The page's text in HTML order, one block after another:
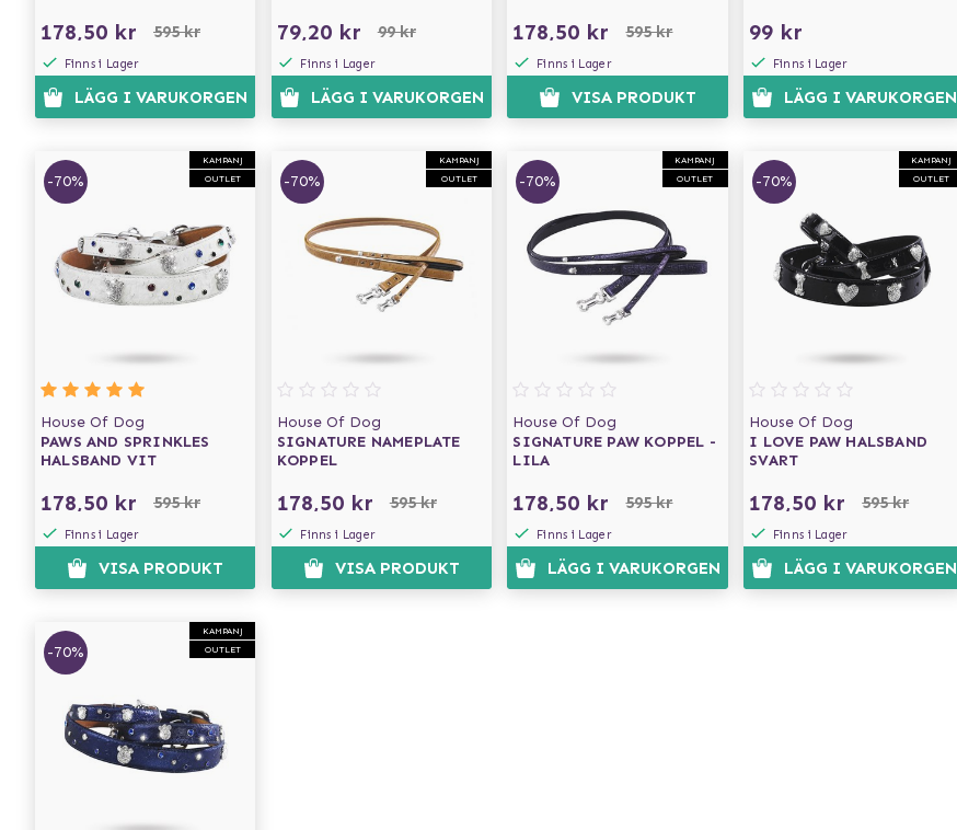
178,50 kr 595 kr
Finns i Lager
LÄGG I VARUKORGEN
79,20 kr 99 kr
Finns i Lager
LÄGG I VARUKORGEN
178,50 kr 595 kr
Finns i Lager
VISA PRODUKT
99 kr
Finns i Lager
LÄGG I VARUKORGEN
KAMPANJ
OUTLET
-70%
House Of Dog
PAWS AND SPRINKLES
HALSBAND VIT
178,50 kr 595 kr
Finns i Lager
VISA PRODUKT
KAMPANJ
OUTLET
-70%
House Of Dog
SIGNATURE NAMEPLATE
KOPPEL
178,50 kr 595 kr
Finns i Lager
VISA PRODUKT
KAMPANJ
OUTLET
-70%
House Of Dog
SIGNATURE PAW KOPPEL -
LILA
178,50 kr 595 kr
Finns i Lager
LÄGG I VARUKORGEN
KAMPANJ
OUTLET
-70%
House Of Dog
I LOVE PAW HALSBAND
SVART
178,50 kr 595 kr
Finns i Lager
LÄGG I VARUKORGEN
KAMPANJ
OUTLET
-70%